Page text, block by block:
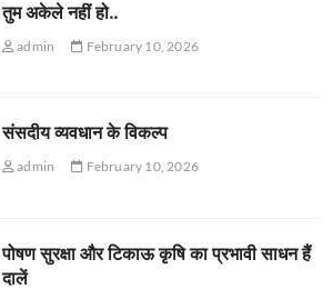
तुम अकेले नहीं हो..
admin February 10, 2026
संसदीय व्यवधान के विकल्प
admin February 10, 2026
पोषण सुरक्षा और टिकाऊ कृषि का प्रभावी साधन हैं
दालें